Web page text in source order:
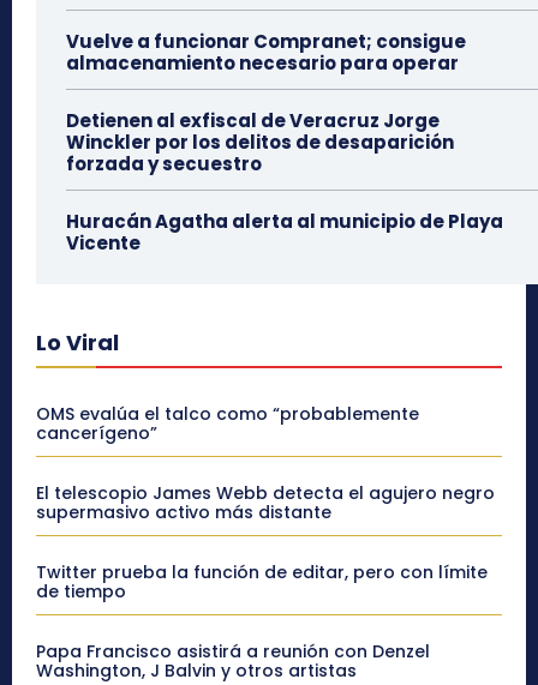
Vuelve a funcionar Compranet; consigue
almacenamiento necesario para operar
Detienen al exfiscal de Veracruz Jorge
Winckler por los delitos de desaparición
forzada y secuestro
Huracán Agatha alerta al municipio de Playa
Vicente
Lo Viral
OMS evalúa el talco como “probablemente
cancerígeno”
El telescopio James Webb detecta el agujero negro
supermasivo activo más distante
Twitter prueba la función de editar, pero con límite
de tiempo
Papa Francisco asistirá a reunión con Denzel
Washington, J Balvin y otros artistas